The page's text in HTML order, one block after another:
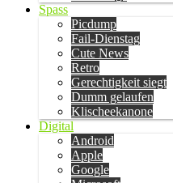
Spass
Picdump
Fail-Dienstag
Cute News
Retro
Gerechtigkeit siegt
Dumm gelaufen
Klischeekanone
Digital
Android
Apple
Google